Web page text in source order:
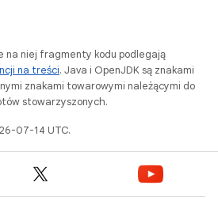
na niej fragmenty kodu podlegają
na treści. Java i OpenJDK są znakami
znakami towarowymi należącymi do
stowarzyszonych.
07-14 UTC.